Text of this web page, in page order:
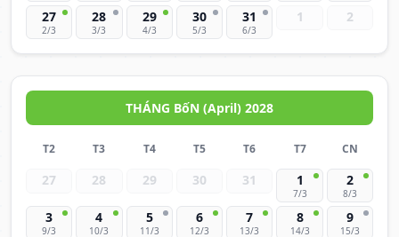
27
2/3
28
3/3
29
4/3
30
5/3
31
6/3
1 2
THÁNG BốN (April) 2028
T2 T3 T4 T5 T6 T7 CN
27 28 29 30 31 1
7/3
2
8/3
3
9/3
4
10/3
5
11/3
6
12/3
7
13/3
8
14/3
9
15/3